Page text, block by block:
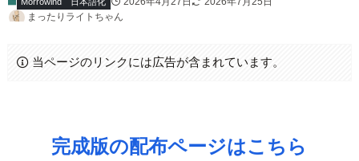
まったりライトちゃん
当ページのリンクには広告が含まれています。
完成版の配布ページはこちら